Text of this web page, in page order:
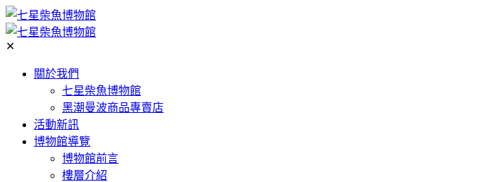
✕
關於我們
七星柴魚博物館
黑潮曼波商品專賣店
活動新訊
博物館導覽
博物館前言
樓層介紹